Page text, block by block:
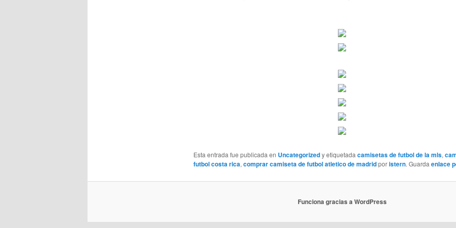
Esta entrada fue publicada en Uncategorizedy etiquetadacamisetas de futbol de la mls,
futbol costa rica,comprar camiseta de futbol atletico de madridporistern. Guardaenlace
Funciona gracias a WordPress